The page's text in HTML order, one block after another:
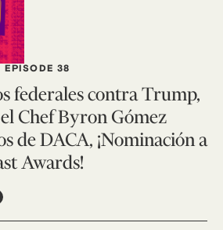
EPISODE 38
federales contra Trump,
Chef Byron Gómez
de DACA, ¡Nominación a
Awards!